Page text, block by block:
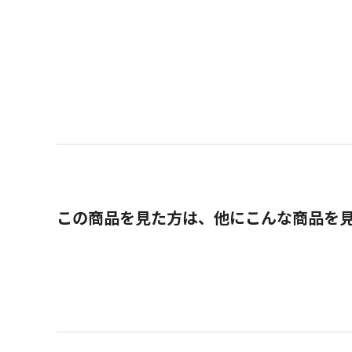
この商品を見た方は、他にこんな商品を